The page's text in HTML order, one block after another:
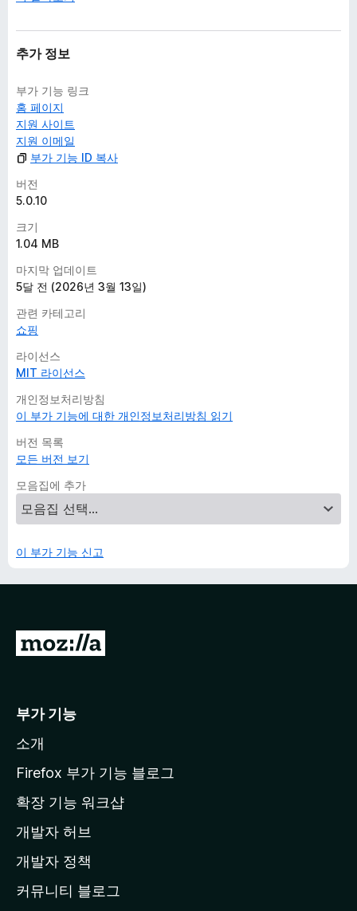
추가 정보
부가 기능 링크
홈 페이지
지원 사이트
지원 이메일
부가 기능 ID 복사
버전
5.0.10
크기
1.04 MB
마지막 업데이트
5달 전 (2026년 3월 13일)
관련 카테고리
쇼핑
라이선스
MIT 라이선스
개인정보처리방침
이 부가 기능에 대한 개인정보처리방침 읽기
버전 목록
모든 버전 보기
모음집에 추가
이 부가 기능 신고
M
l
a
페
이
지
이
부가 기능
소개
Firefox 부가 기능 블로그
확장 기능 워크샵
개발자 허브
개발자 정책
커뮤니티 블로그